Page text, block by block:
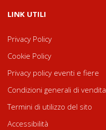
LINK UTILI
Privacy Policy
Cookie Policy
Privacy policy eventi e fiere
Condizioni generali di vendita
Termini di utilizzo del sito
Accessibilità